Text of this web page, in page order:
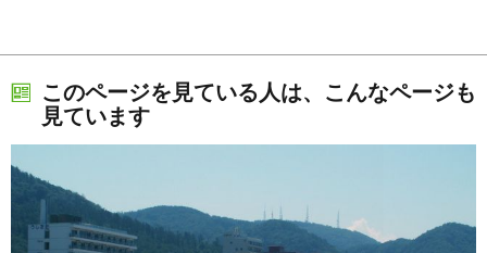
このページを見ている人は、こんなページも
見ています